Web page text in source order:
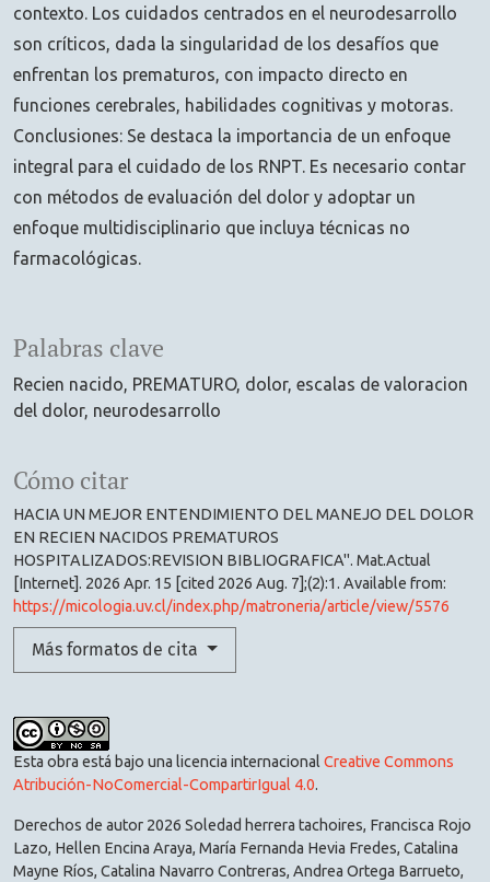
Palabras clave
Recien nacido PREMATURO dolor escalas de valoracion
del dolor neurodesarrollo
Cómo citar
HACIA UN MEJOR ENTENDIMIENTO DEL MANEJO DEL DOLOR
EN RECIEN NACIDOS PREMATUROS
HOSPITALIZADOS:REVISION BIBLIOGRAFICA". Mat.Actual
[Internet]. 2026 Apr. 15 [cited 2026 Aug. 7];(2):1. Available from:
https://micologia.uv.cl/index.php/matroneria/article/view/5576
Más formatos de cita
contexto. Los cuidados centrados en el neurodesarrollo
son críticos, dada la singularidad de los desafíos que
enfrentan los prematuros, con impacto directo en
funciones cerebrales, habilidades cognitivas y motoras.
Conclusiones: Se destaca la importancia de un enfoque
integral para el cuidado de los RNPT. Es necesario contar
con métodos de evaluación del dolor y adoptar un
enfoque multidisciplinario que incluya técnicas no
farmacológicas.
Esta obra está bajo una licencia internacional Creative Commons
Atribución-NoComercial-CompartirIgual 4.0.
Derechos de autor 2026 Soledad herrera tachoires, Francisca Rojo
Lazo, Hellen Encina Araya, María Fernanda Hevia Fredes, Catalina
Mayne Ríos, Catalina Navarro Contreras, Andrea Ortega Barrueto,